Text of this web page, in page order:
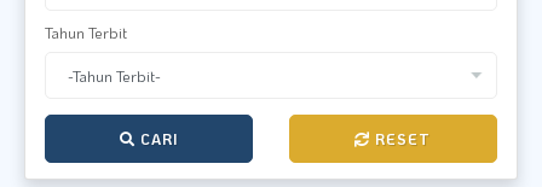
Tahun Terbit
CARI RESET